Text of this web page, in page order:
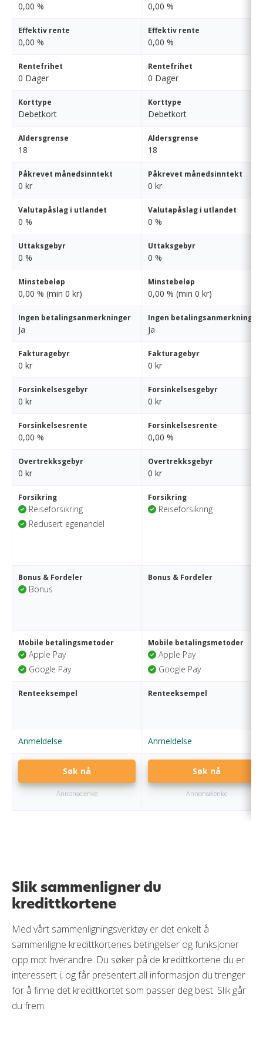
0,00 % 0,00 %
Effektiv rente
0,00 %
Effektiv rente
0,00 %
Rentefrihet
0 Dager
Rentefrihet
0 Dager
Korttype
Debetkort
Korttype
Debetkort
Aldersgrense
18
Aldersgrense
18
Påkrevet månedsinntekt
0 kr
Påkrevet månedsinntekt
0 kr
Valutapåslag i utlandet
0 %
Valutapåslag i utlandet
0 %
Uttaksgebyr
0 %
Uttaksgebyr
0 %
Minstebeløp
0,00 % (min 0 kr)
Minstebeløp
0,00 % (min 0 kr)
Ingen betalingsanmerkninger
Ja
Ingen betalingsanmerkninger
Ja
Fakturagebyr
0 kr
Fakturagebyr
0 kr
Forsinkelsesgebyr
0 kr
Forsinkelsesgebyr
0 kr
Forsinkelsesrente
0,00 %
Forsinkelsesrente
0,00 %
Overtrekksgebyr
0 kr
Overtrekksgebyr
0 kr
Forsikring
Reiseforsikring
Redusert egenandel
Forsikring
Reiseforsikring
Bonus & Fordeler
Bonus
Bonus & Fordeler
Mobile betalingsmetoder
Apple Pay
Google Pay
Mobile betalingsmetoder
Apple Pay
Google Pay
Renteeksempel Renteeksempel
Anmeldelse Anmeldelse
Søk nå
Annonselenke
Søk nå
Annonselenke
Slik sammenligner du
kredittkortene
Med vårt sammenligningsverktøy er det enkelt å
sammenligne kredittkortenes betingelser og funksjoner
opp mot hverandre. Du søker på de kredittkortene du er
interessert i, og får presentert all informasjon du trenger
for å finne det kredittkortet som passer deg best. Slik går
du frem: